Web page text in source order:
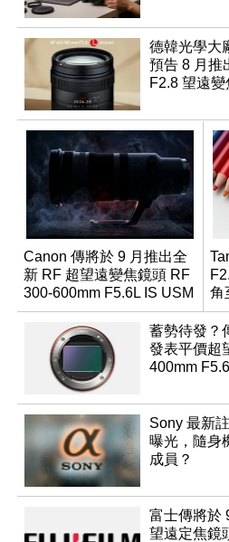
德韓光學大
預告 8 月推
F2.8 望遠變
Canon 傳將於 9 月推出全
新 RF 超望遠變焦鏡頭 RF
300-600mm F5.6L IS USM
角
升
蓄勢待發？
發表平價超
400mm
Sony 最新
曝光，隨身
成員？
富士傳將於
望遠定焦鏡